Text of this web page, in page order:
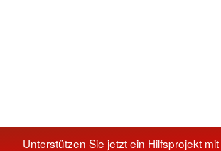
Unterstützen Sie jetzt ein Hilfsprojekt